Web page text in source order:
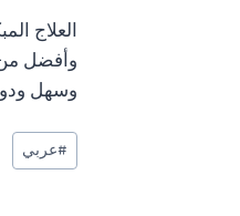
العلاج
وأفضل من
وسهل
وسوم
المقال:
#عربي